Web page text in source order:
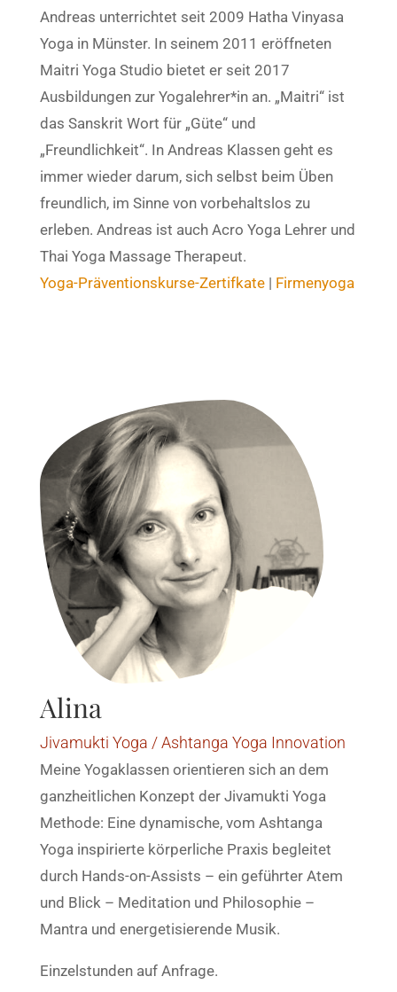
Andreas unterrichtet seit 2009 Hatha Vinyasa
Yoga in Münster. In seinem 2011 eröffneten
Maitri Yoga Studio bietet er seit 2017
Ausbildungen zur Yogalehrer*in an. „Maitri“ ist
das Sanskrit Wort für „Güte“ und
„Freundlichkeit“. In Andreas Klassen geht es
immer wieder darum, sich selbst beim Üben
freundlich, im Sinne von vorbehaltslos zu
erleben. Andreas ist auch Acro Yoga Lehrer und
Thai Yoga Massage Therapeut.
Yoga-Präventionskurse-Zertifkate | Firmenyoga
Alina
Jivamukti Yoga / Ashtanga Yoga Innovation
Meine Yogaklassen orientieren sich an dem
ganzheitlichen Konzept der Jivamukti Yoga
Methode: Eine dynamische, vom Ashtanga
Yoga inspirierte körperliche Praxis begleitet
durch Hands-on-Assists – ein geführter Atem
und Blick – Meditation und Philosophie –
Mantra und energetisierende Musik.
Einzelstunden auf Anfrage.